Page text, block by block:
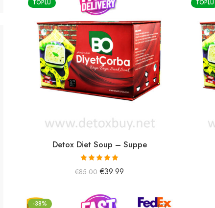
TOPLU
Detox Diet Soup – Suppe
5 üzerinden
€85.00 €39.99
TOPLU
-38%